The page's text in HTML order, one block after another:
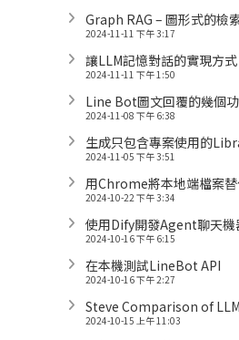
Graph RAG – 圖形式的檢
2024-11-11 下午 3:17
讓LLM記憶對話的實現方式
2024-11-11 下午 1:50
Line Bot圖文回覆的幾個
2024-11-08 下午 6:38
生成只包含專案使用的
2024-11-05 下午 3:51
用Chrome將本地端檔案
2024-10-22 下午 3:34
使用Dify開發Agent聊天機
2024-10-16 下午 6:15
在本機測試LineBot API
2024-10-16 下午 2:27
Steve Comparison of
2024-10-15 上午 11:03